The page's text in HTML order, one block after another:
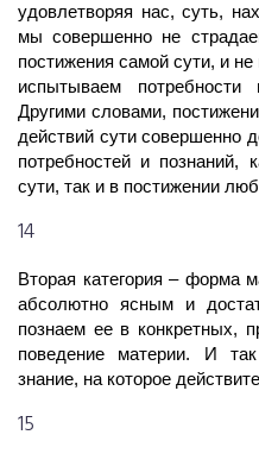
удовлетворяя нас, суть,
мы совершенно не
постижения самой сути, и
испытываем
Другими словами,
действий сути совершенно
потребностей и познаний,
сути, так и в постижении
14
Вторая категория – форма
абсолютно ясным и
познаем ее в конкретных,
поведение материи. И
знание, на которое
15